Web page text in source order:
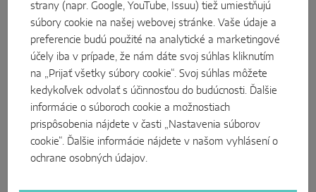
Center, službu společnosti Microsoft.
V případě pádu se informace o uživateli přenesou na servery
společnosti Microsoft: verze aplikace, verze operačního
systému, shromážděné výjimky. Data zpracováváme na
základě našeho oprávněného zájmu poskytovat uživatelsky
přívětivou a bezpečnou aplikaci a pro potřeby dalšího vývoje
naší nabídky a uživatelského vzhledu aplikace.
4. Předávání třetím stranám
strany (napr. Google, YouTube, Issuu) tiež umiestňujú
súbory cookie na našej webovej stránke. Vaše údaje a
preferencie budú použité na analytické a marketingové
účely iba v prípade, že nám dáte svoj súhlas kliknutím
na „Prijať všetky súbory cookie“. Svoj súhlas môžete
kedykoľvek odvolať s účinnosťou do budúcnosti. Ďalšie
informácie o súboroch cookie a možnostiach
prispôsobenia nájdete v časti „Nastavenia súborov
cookie“. Ďalšie informácie nájdete v našomvyhlásení o
ochrane osobných údajov